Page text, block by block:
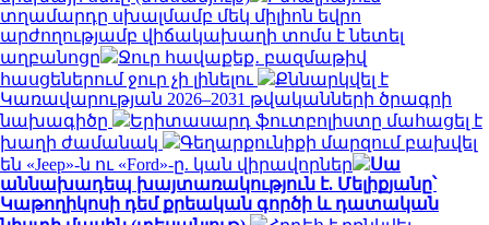
տղամարդը սխալմամբ մեկ միլիոն եվրո
արժողությամբ վիճակախաղի տոմս է նետել
աղբանոցը
Ջուր հավաքեք․ բազմաթիվ
հասցեներում ջուր չի լինելու
Քննարկվել է
Կառավարության 2026–2031 թվականների ծրագրի
նախագիծը
Երիտասարդ ֆուտբոլիստը մահացել է
խաղի ժամանակ
Գեղարքունիքի մարզում բախվել
են «Jeep»-ն ու «Ford»-ը. կան վիրավորներ
Սա
աննախադեպ խայտառակություն է. Մելիքյանը՝
Կաթողիկոսի դեմ քրեական գործի և դատական